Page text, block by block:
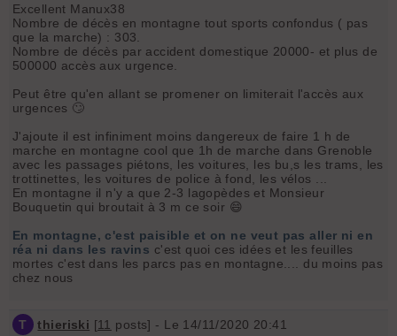
Excellent Manux38
Nombre de décès en montagne tout sports confondus ( pas
que la marche) : 303.
Nombre de décès par accident domestique 20000- et plus de
500000 accès aux urgence.
Peut être qu'en allant se promener on limiterait l'accès aux
urgences 🙄
J'ajoute il est infiniment moins dangereux de faire 1 h de
marche en montagne cool que 1h de marche dans Grenoble
avec les passages piétons, les voitures, les bu,s les trams, les
trottinettes, les voitures de police à fond, les vélos ...
En montagne il n'y a que 2-3 lagopèdes et Monsieur
Bouquetin qui broutait à 3 m ce soir 😄
En montagne, c'est paisible et on ne veut pas aller ni en
réa ni dans les ravins c'est quoi ces idées et les feuilles
mortes c'est dans les parcs pas en montagne.... du moins pas
chez nous
T thieriski [11 posts] - Le 14/11/2020 20:41